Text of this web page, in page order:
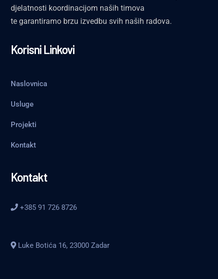
djelatnosti koordinacijom naših timova
te garantiramo brzu izvedbu svih naših radova.
Korisni Linkovi
Naslovnica
Usluge
Projekti
Kontakt
Kontakt
+385 91 726 8726
Luke Botića 16, 23000 Zadar